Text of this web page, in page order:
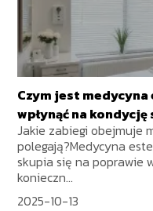
Czym jest
wpłynąć na kondycję
Jakie zabiegi obejmuje
polegają?Medycyna
skupia się na poprawie
konieczn...
2025-10-13